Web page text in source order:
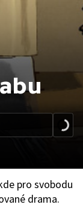
pro svobodu
drama.